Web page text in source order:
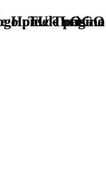
TU - LOGO
pie de página
Home Turismo